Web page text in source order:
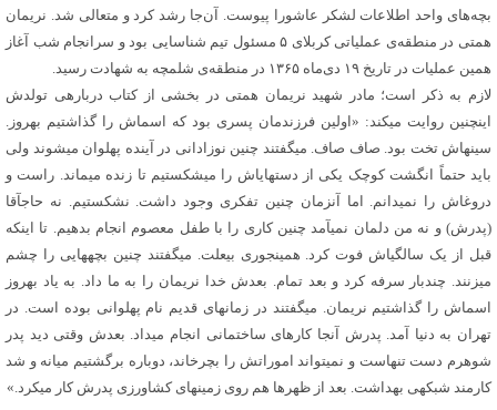
بچه‌های واحد اطلاعات لشکر عاشورا پیوست. آن‌جا رشد کرد و متعالی شد. نریمان
همتی در منطقه‌ی عملیاتی کربلای ۵ مسئول تیم شناسایی بود و سرانجام شب آغاز
همین عملیات در تاریخ ۱۹ دی‌ماه ۱۳۶۵ در منطقه‌ی شلمچه به شهادت رسید.
لازم به ذکر است؛ مادر شهید نریمان همتی در بخشی از کتاب دربارهی تولدش
اینچنین روایت میکند: «اولین فرزندمان پسری بود که اسماش را گذاشتیم بهروز.
سینهاش تخت بود. صاف صاف. میگفتند چنین نوزادانی در آینده پهلوان میشوند ولی
باید حتماً انگشت کوچک یکی از دستهایاش را میشکستیم تا زنده میماند. راست و
دروغاش را نمیدانم. اما آنزمان چنین تفکری وجود داشت. نشکستیم. نه حاجآقا
(پدرش) و نه من دلمان نمیآمد چنین کاری را با طفل معصوم انجام بدهیم. تا اینکه
قبل از یک سالگیاش فوت کرد. همینجوری بیعلت. میگفتند چنین بچههایی را چشم
میزنند. چندبار سرفه کرد و بعد تمام. بعدش خدا نریمان را به ما داد. به یاد بهروز
اسماش را گذاشتیم نریمان. میگفتند در زمانهای قدیم نام پهلوانی بوده است. در
تهران به دنیا آمد. پدرش آنجا کارهای ساختمانی انجام میداد. بعدش وقتی دید پدر
شوهرم دست تنهاست و نمیتواند اموراتش را بچرخاند، دوباره برگشتیم میانه و شد
کارمند شبکهی بهداشت. بعد از ظهرها هم روی زمینهای کشاورزی پدرش کار میکرد.»